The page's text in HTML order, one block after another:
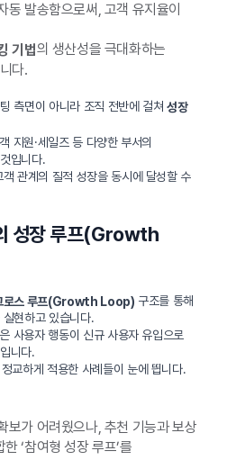
동 발송함으로써, 고객 유지율이
기법의 생산성을 극대화하는
다.
측면이 아니라 조직 전반에 걸쳐성장
지원·세일즈 등 다양한 부서의
입니다.
관계의 질적 성장을 동시에 달성할 수
성장 루프(Growth
로스 루프(Growth Loop) 구조를 통해
현하고 있습니다.
사용자 행동이 신규 사용자 유입으로
니다.
교하게 적용한 사례들이 눈에 띕니다.
보가 어려웠으나, 추천 기능과 보상
‘참여형 성장 루프’를